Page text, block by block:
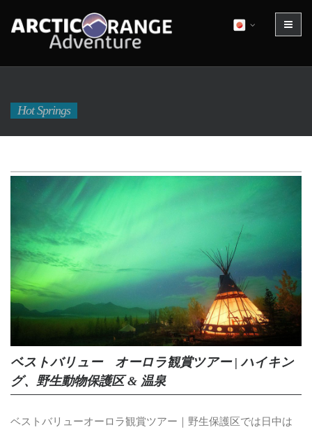
Hot Springs
ベストバリュー オーロラ観賞ツアー | ハイキン
グ、野生動物保護区 & 温泉
ベストバリューオーロラ観賞ツアー｜野生保護区では日中は